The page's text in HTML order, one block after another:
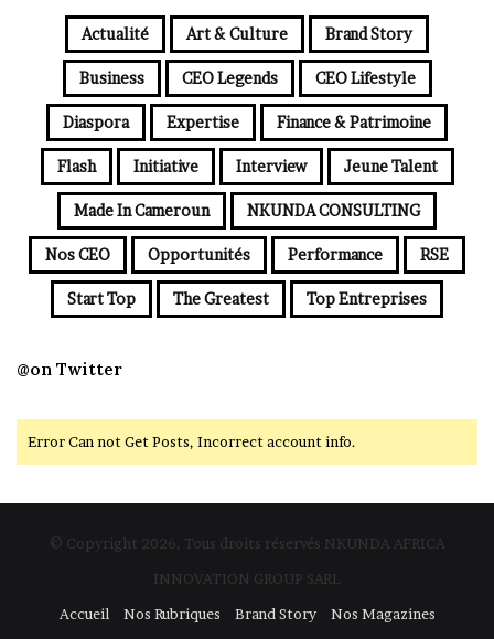
Actualité Art & Culture Brand Story
Business CEO Legends CEO Lifestyle
Diaspora Expertise Finance & Patrimoine
Flash Initiative Interview Jeune Talent
Made In Cameroun NKUNDA CONSULTING
Nos CEO Opportunités Performance RSE
Start Top The Greatest Top Entreprises
@on Twitter
Error Can not Get Posts, Incorrect account info.
© Copyright 2026, Tous droits réservés NKUNDA AFRICA
INNOVATION GROUP SARL
Accueil
Nos Rubriques Brand Story Nos Magazines